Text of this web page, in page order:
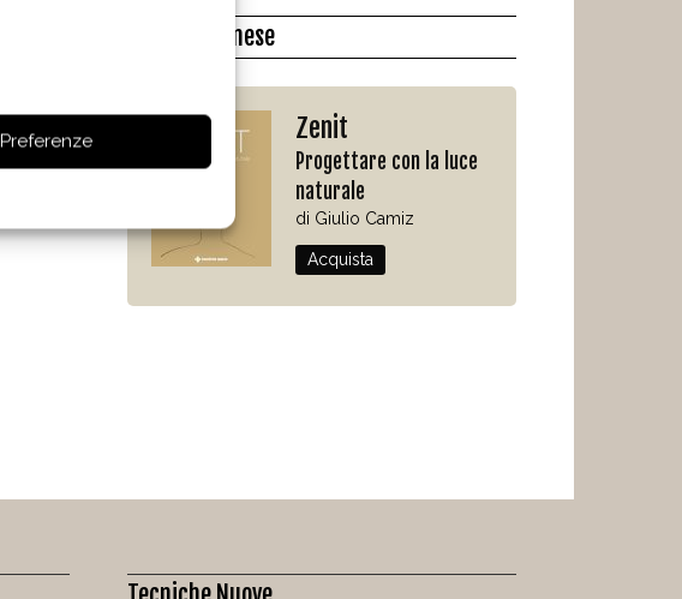
Preferenze
Il libro del mese
Zenit
Progettare con la luce
naturale
di Giulio Camiz
Acquista